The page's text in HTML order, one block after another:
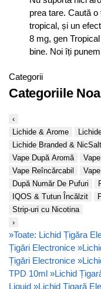
prea tare. Caută
tropical, și un
8 mg, gen
bine. Noi îți
Categorii
Categoriile
‹
Lichide & Arome
Lichide Branded & NicSalt
Vape După Aromă
Vape Reîncărcabil
După Număr De Pufuri
IQOS & Tutun Încălzit
Strip-uri cu Nicotina
›
»Toate: Lichid Țigăra
Țigări Electronice »
Țigări Electronice »
TPD 10ml »Lichid
Liquid »Lichid Țigară